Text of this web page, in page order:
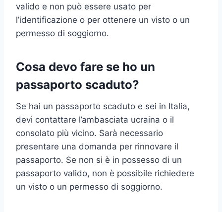
valido e non può essere usato per
l’identificazione o per ottenere un visto o un
permesso di soggiorno.
Cosa devo fare se ho un
passaporto scaduto?
Se hai un passaporto scaduto e sei in Italia,
devi contattare l’ambasciata ucraina o il
consolato più vicino. Sarà necessario
presentare una domanda per rinnovare il
passaporto. Se non si è in possesso di un
passaporto valido, non è possibile richiedere
un visto o un permesso di soggiorno.